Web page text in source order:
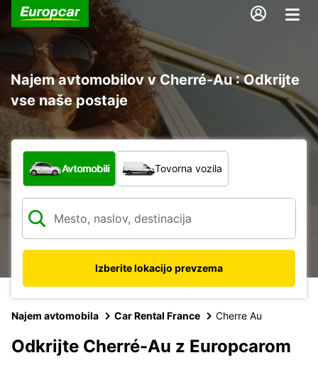
Najem avtomobilov v Cherré-Au : Odkrijte
vse naše postaje
Katera vrsta vozila?
Avtomobili Tovorna vozila
Izberite lokacijo prevzema
Najem avtomobila Car Rental France Cherre Au
Odkrijte Cherré-Au z Europcarom